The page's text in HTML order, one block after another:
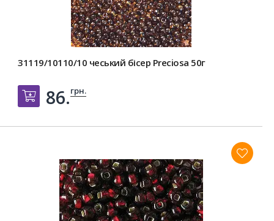
31119/10110/10 чеський бісер Preciosa 50г
Добавить в корзину
86.грн.